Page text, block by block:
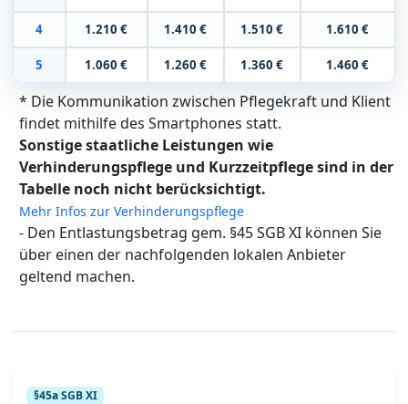
4 1.210 € 1.410 € 1.510 € 1.610 €
5 1.060 € 1.260 € 1.360 € 1.460 €
* Die Kommunikation zwischen Pflegekraft und Klient
findet mithilfe des Smartphones statt.
Sonstige staatliche Leistungen wie
Verhinderungspflege und Kurzzeitpflege sind in der
Tabelle noch nicht berücksichtigt.
Mehr Infos zur Verhinderungspflege
- Den Entlastungsbetrag gem. §45 SGB XI können Sie
über einen der nachfolgenden lokalen Anbieter
geltend machen.
§45a SGB XI